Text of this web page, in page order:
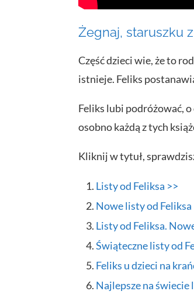
Żegnaj, staruszku
Część dzieci wie, że to
istnieje. Feliks
Feliks lubi podróżować,
osobno każdą z tych
Kliknij w tytuł,
Listy od Feliksa >>
Nowe listy od Feliksa
Listy od Feliksa.
Świąteczne listy od
Feliks u dzieci na
Najlepsze na świecie